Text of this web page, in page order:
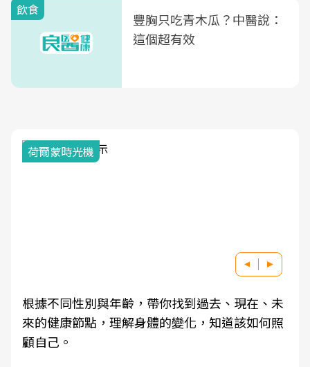
飲食
豐胸只吃青木瓜？中醫說：
這個超有效
荷爾蒙時光機
根據不同性別與年齡，帶你找到過去、現在、未
來的健康節點，理解身體的變化，知道該如何照
顧自己。